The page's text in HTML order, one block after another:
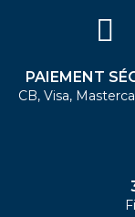
PAIEMENT
CB, Visa,